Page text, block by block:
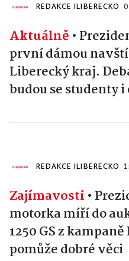
REDAKCE ILIBERECKO
Aktuálně •
první dámou
Liberecký kraj.
budou se studenty
REDAKCE ILIBERECKO
Zajímavosti •
motorka míří do
1250 GS z
pomůže dobré věci